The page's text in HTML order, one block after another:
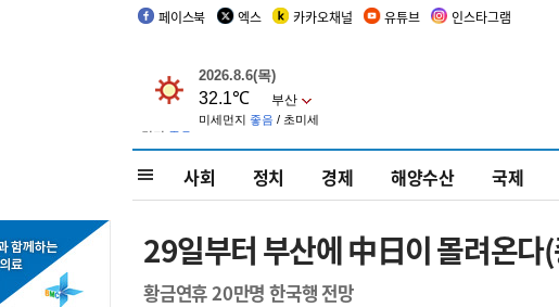
페이스북 엑스 카카오채널 유튜브 인스타그램
사회 정치 경제 해양수산 국제
29일부터 부산에 中日이 몰려온다
황금연휴 20만명 한국행 전망